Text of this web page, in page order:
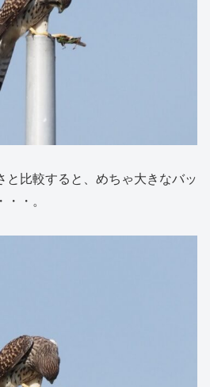
と比較すると、めちゃ大きなバッ
・。